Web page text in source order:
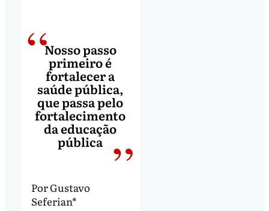
Nosso passo
primeiro é
fortalecer a
saúde pública,
que passa pelo
fortalecimento
da educação
pública
Por Gustavo
Seferian*